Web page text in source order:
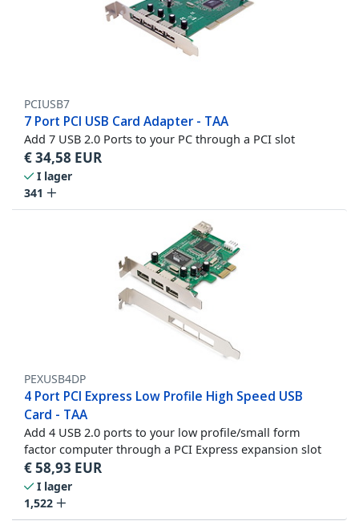
PCIUSB7
7 Port PCI USB Card Adapter - TAA
Add 7 USB 2.0 Ports to your PC through a PCI slot
€34,58 EUR
I lager
341
PEXUSB4DP
4 Port PCI Express Low Profile High Speed USB
Card - TAA
Add 4 USB 2.0 ports to your low profile/small form
factor computer through a PCI Express expansion slot
€58,93 EUR
I lager
1,522